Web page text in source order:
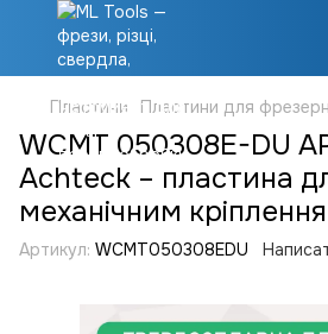
Пластини Пластини для
WCMT 050308E-DU
Achteck – пластина
механічним
Артикул: WCMT050308EDU